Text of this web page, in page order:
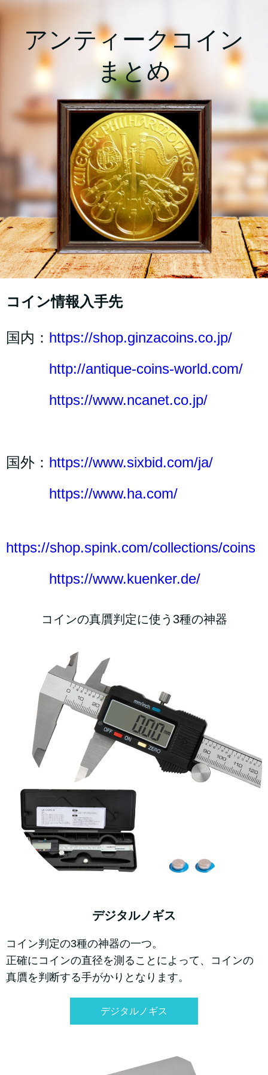
アンティークコイン
まとめ
コイン情報入手先
国内： https://shop.ginzacoins.co.jp/
http://antique-coins-world.com/
https://www.ncanet.co.jp/
国外： https://www.sixbid.com/ja/
https://www.ha.com/
https://shop.spink.com/collections/coins
https://www.kuenker.de/
コインの真贋判定に使う3種の神器
デジタルノギス
コイン判定の3種の神器の一つ。
正確にコインの直径を測ることによって、コインの
真贋を判断する手がかりとなります。
デジタルノギス